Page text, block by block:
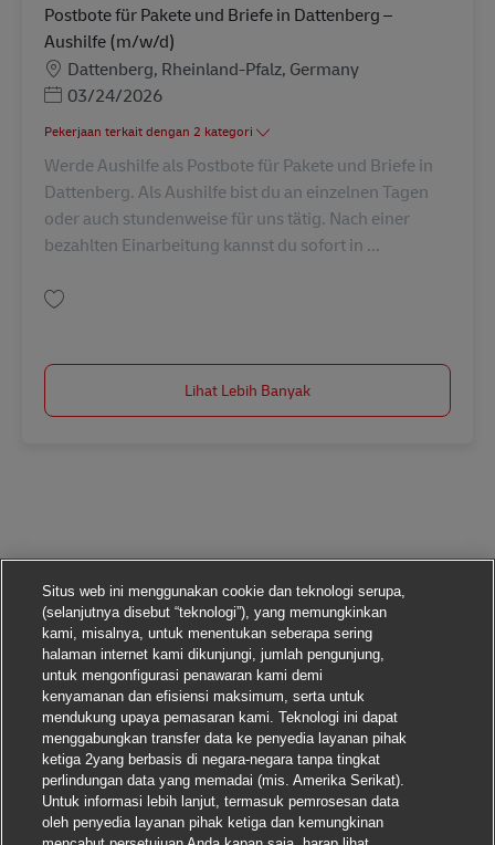
Postbote für Pakete und Briefe in Dattenberg –
Aushilfe (m/w/d)
LokasiDattenberg, Rheinland-Pfalz, Germany
Posted Date
03/24/2026
Pekerjaan terkait dengan 2 kategori
Werde Aushilfe als Postbote für Pakete und Briefe in
Dattenberg. Als Aushilfe bist du an einzelnen Tagen
oder auch stundenweise für uns tätig. Nach einer
bezahlten Einarbeitung kannst du sofort in ...
Lihat Lebih Banyak
Situs web ini menggunakan cookie dan teknologi serupa,
(selanjutnya disebut “teknologi”), yang memungkinkan
kami, misalnya, untuk menentukan seberapa sering
halaman internet kami dikunjungi, jumlah pengunjung,
untuk mengonfigurasi penawaran kami demi
kenyamanan dan efisiensi maksimum, serta untuk
mendukung upaya pemasaran kami. Teknologi ini dapat
menggabungkan transfer data ke penyedia layanan pihak
ketiga 2yang berbasis di negara-negara tanpa tingkat
perlindungan data yang memadai (mis. Amerika Serikat).
Untuk informasi lebih lanjut, termasuk pemrosesan data
oleh penyedia layanan pihak ketiga dan kemungkinan